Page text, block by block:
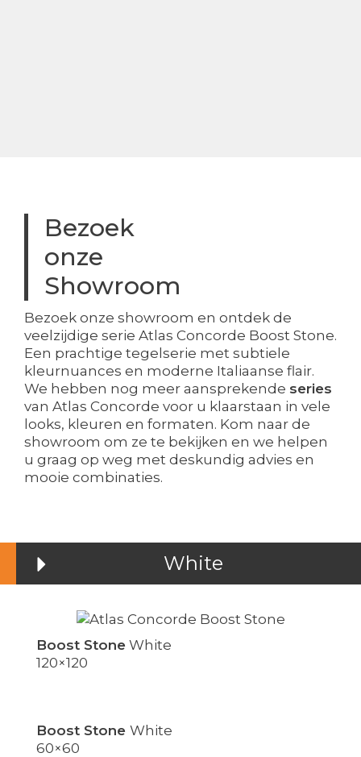
Bezoek
onze
Showroom
Bezoek onze showroom en ontdek de
veelzijdige serie Atlas Concorde Boost Stone.
Een prachtige tegelserie met subtiele
kleurnuances en moderne Italiaanse flair.
We hebben nog meer aansprekende series
van Atlas Concorde voor u klaarstaan in vele
looks, kleuren en formaten. Kom naar de
showroom om ze te bekijken en we helpen
u graag op weg met deskundig advies en
mooie combinaties.
White
Boost Stone White
120×120
Boost Stone White
60×60